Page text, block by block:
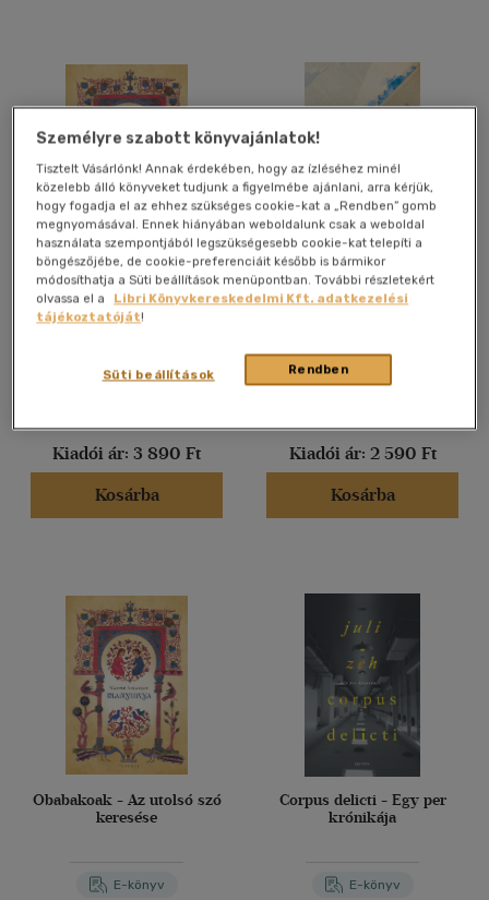
Amerikai angol(1)
Angol(2171)
Cigány (1)
Cseh (8)
Holland(2)
több nyelv megjelenítése
Vélemény szerint
Manyunya
Kiadói ár: 3 890 Ft
Kosárba
Apám könyvtára -
Rekviem
E-könyv
Kiadói ár: 2 590 Ft
Kosárba
Obabakoak - Az utolsó szó
keresése
E-könyv
Corpus delicti - Egy per
krónikája
E-könyv
Személyre szabott könyvajánlatok!
Tisztelt Vásárlónk! Annak érdekében, hogy az ízléséhez minél
közelebb álló könyveket tudjunk a figyelmébe ajánlani, arra kérjük,
hogy fogadja el az ehhez szükséges cookie-kat a „Rendben” gomb
megnyomásával. Ennek hiányában weboldalunk csak a weboldal
használata szempontjából legszükségesebb cookie-kat telepíti a
böngészőjébe, de cookie-preferenciáit később is bármikor
módosíthatja a Süti beállítások menüpontban. További részletekért
olvassa el a
Libri Könyvkereskedelmi Kft. adatkezelési
tájékoztatóját!
Rendben
Süti beállítások